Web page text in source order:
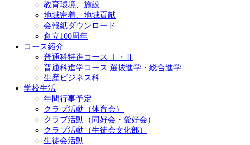
教育環境、施設
地域密着、地域貢献
会報紙ダウンロード
創立100周年
コース紹介
普通科特進コース Ⅰ・Ⅱ
普通科進学コース 選抜進学・総合進学
生産ビジネス科
学校生活
年間行事予定
クラブ活動（体育会）
クラブ活動（同好会・愛好会）
クラブ活動（生徒会文化部）
生徒会活動